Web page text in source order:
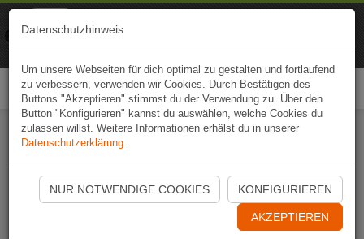
Naviki App jetzt öffnen
Datenschutzhinweis
Um unsere Webseiten für dich optimal zu gestalten und fortlaufend
zu verbessern, verwenden wir Cookies. Durch Bestätigen des
Buttons "Akzeptieren" stimmst du der Verwendung zu. Über den
Button "Konfigurieren" kannst du auswählen, welche Cookies du
zulassen willst. Weitere Informationen erhälst du in unserer
Datenschutzerklärung.
NUR NOTWENDIGE COOKIES KONFIGURIEREN
AKZEPTIEREN
Naviki